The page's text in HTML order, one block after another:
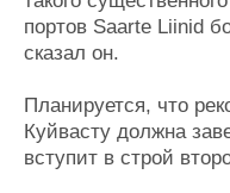
Личности
Словарь
портов Saarte Liinid
сказал он.
Планируется, что
Куйвасту должна
вступит в строй